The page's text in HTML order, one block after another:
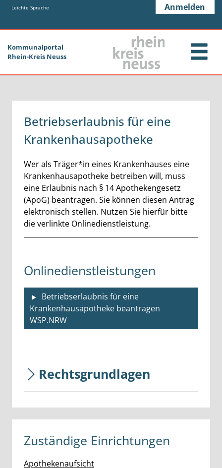
Zum Hauptinhalt springen
Zum Header
Zum Hauptinhalt
Zum Footer
Leichte Sprache Anmelden
Kommunalportal
Rhein-Kreis Neuss
Betriebserlaubnis für eine
Krankenhausapotheke
Kurzbeschreibung
Wer als Träger*in eines Krankenhauses eine
Krankenhausapotheke betreiben will, muss
eine Erlaubnis nach § 14 Apothekengesetz
(ApoG) beantragen. Sie können diesen Antrag
elektronisch stellen. Nutzen Sie hierfür bitte
die verlinkte Onlinedienstleistung.
Onlinedienstleistungen
Betriebserlaubnis für eine
Krankenhausapotheke beantragen
WSP.NRW
Rechtsgrundlagen
Zuständige Einrichtungen
Apothekenaufsicht